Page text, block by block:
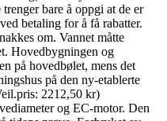
bare å oppgi at de er
betaling for å få rabatter.
om. Vannet måtte
Hovedbygningen og
på hovedbølet, mens det
på den ny-etablerte
2212,50 kr)
og EC-motor. Den